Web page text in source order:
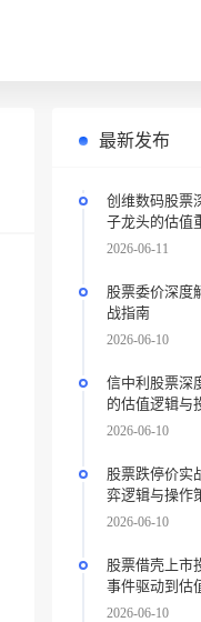
最新发布
创维数码股票
子龙头的估值
2026-06-11
股票委价深度
战指南
2026-06-10
信中利股票深
的估值逻辑与
2026-06-10
股票跌停价实
弈逻辑与操作
2026-06-10
股票借壳上市
事件驱动到估
2026-06-10